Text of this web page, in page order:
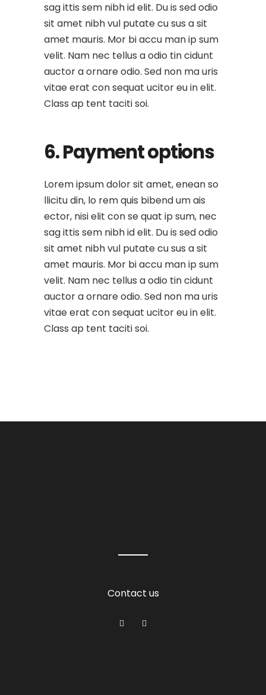
sag ittis sem nibh id elit. Du is sed odio
sit amet nibh vul putate cu sus a sit
amet mauris. Mor bi accu man ip sum
velit. Nam nec tellus a odio tin cidunt
auctor a ornare odio. Sed non ma uris
vitae erat con sequat ucitor eu in elit.
Class ap tent taciti soi.
6. Payment options
Lorem ipsum dolor sit amet, enean so
llicitu din, lo rem quis bibend um ais
ector, nisi elit con se quat ip sum, nec
sag ittis sem nibh id elit. Du is sed odio
sit amet nibh vul putate cu sus a sit
amet mauris. Mor bi accu man ip sum
velit. Nam nec tellus a odio tin cidunt
auctor a ornare odio. Sed non ma uris
vitae erat con sequat ucitor eu in elit.
Class ap tent taciti soi.
Contact us